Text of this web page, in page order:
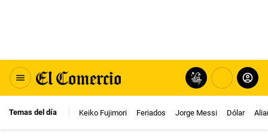
Temas del día Keiko Fujimori Feriados Jorge Messi Dólar